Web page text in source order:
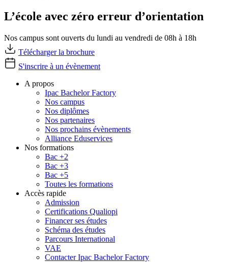
L’école avec zéro erreur d’orientation
Nos campus sont ouverts du lundi au vendredi de 08h à 18h
Télécharger la brochure
S'inscrire à un évènement
A propos
Ipac Bachelor Factory
Nos campus
Nos diplômes
Nos partenaires
Nos prochains évènements
Alliance Eduservices
Nos formations
Bac +2
Bac +3
Bac +5
Toutes les formations
Accès rapide
Admission
Certifications Qualiopi
Financer ses études
Schéma des études
Parcours International
VAE
Contacter Ipac Bachelor Factory